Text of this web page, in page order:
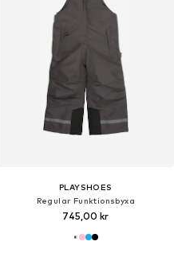
PLAYSHOES
Regular Funktionsbyxa
745,00 kr